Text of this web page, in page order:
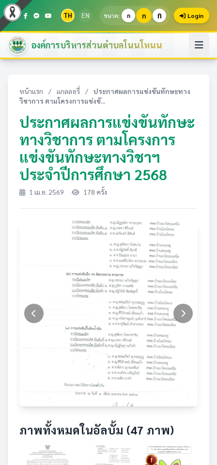
TH EN ขนาด: ก ก ก Login
องค์การบริหารส่วนตำบลโนนโหนน
หน้าแรก / แกลลอรี่ /
ประกาศผลการแข่งขันทักษะทาง
วิชาการ ตามโครงการแข่งขั...
ประกาศผลการแข่งขันทักษะ
ทางวิชาการ ตามโครงการ
แข่งขันทักษะทางวิชาฯ
ประจำปีการศึกษา 2568
1 เม.ย. 2569 178 ครั้ง
ภาพทั้งหมดในอัลบั้ม (47 ภาพ)